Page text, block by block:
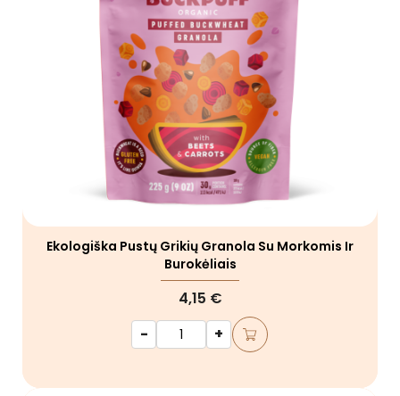
Ekologiška Pustų Grikių Granola Su Morkomis Ir
Burokėliais
4,15 €
-
+